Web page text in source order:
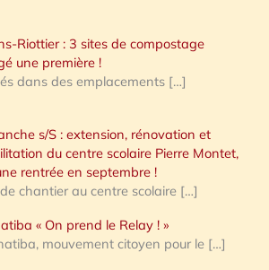
Riottier : 3 sites de compostage
une première !
dans des emplacements […]
s/S : extension, rénovation et
du centre scolaire Pierre Montet,
rentrée en septembre !
chantier au centre scolaire […]
« On prend le Relay ! »
mouvement citoyen pour le […]